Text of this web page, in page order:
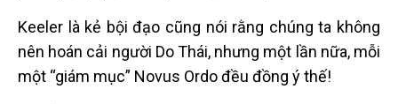
Keeler là kẻ bội đạo cũng nói rằng chúng ta không
nên hoán cải người Do Thái, nhưng một lần nữa, mỗi
một “giám mục” Novus Ordo đều đồng ý thế!